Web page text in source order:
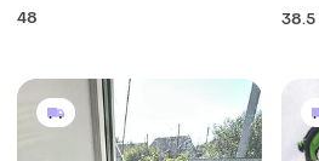
48 38.5